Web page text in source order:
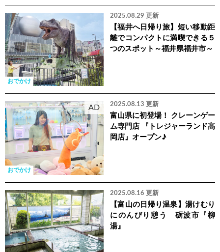
おでかけ
2025.08.29 更新
【福井へ日帰り旅】短い移動距
離でコンパクトに満喫できる５
つのスポット～福井県福井市～
AD
おでかけ
2025.08.13 更新
富山県に初登場！ クレーンゲー
ム専門店 『トレジャーランド高
岡店』オープン♪
2025.08.16 更新
【富山の日帰り温泉】湯けむり
にのんびり憩う 砺波市『柳
湯』